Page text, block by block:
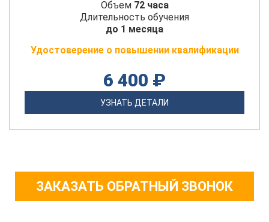
Объем 72 часа
Длительность обучения
до 1 месяца
Удостоверение о повышении квалификации
6 400 ₽
УЗНАТЬ ДЕТАЛИ
ЗАКАЗАТЬ ОБРАТНЫЙ ЗВОНОК